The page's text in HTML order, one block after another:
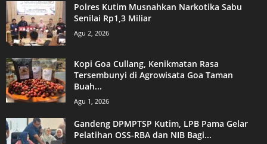
Polres Kutim Musnahkan Narkotika Sabu
Senilai Rp1,3 Miliar
Agu 2, 2026
Kopi Goa Cullang, Kenikmatan Rasa
Tersembunyi di Agrowisata Goa Taman
Buah...
Agu 1, 2026
Gandeng DPMPTSP Kutim, LPB Pama Gelar
Pelatihan OSS-RBA dan NIB Bagi...